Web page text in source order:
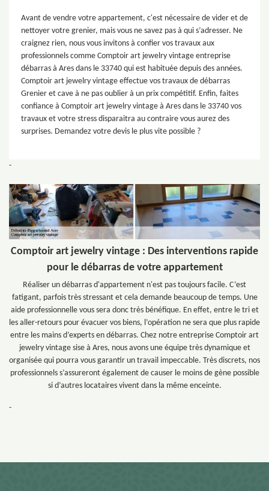
Avant de vendre votre appartement, c'est nécessaire de vider et de
nettoyer votre grenier, mais vous ne savez pas à qui s’adresser. Ne
craignez rien, nous vous invitons à confier vos travaux aux
professionnels comme Comptoir art jewelry vintage entreprise
débarras à Ares dans le 33740 qui est habituée depuis des années.
Comptoir art jewelry vintage effectue vos travaux de débarras
Grenier et cave à ne pas oublier à un prix compétitif. Enfin, faites
confiance à Comptoir art jewelry vintage à Ares dans le 33740 vos
travaux et votre stress disparaitra au contraire vous aurez des
surprises. Demandez votre devis le plus vite possible ?
-
Comptoir art jewelry vintage : Des interventions rapide
pour le débarras de votre appartement
Réaliser un débarras d'appartement n'est pas toujours facile. C’est
fatigant, parfois très stressant et cela demande beaucoup de temps. Une
aide professionnelle vous sera donc très bénéfique. En effet, entre le tri et
les aller-retours pour évacuer vos biens, l’opération ne sera que plus rapide
entre les mains d’experts en débarras. Chez notre entreprise Comptoir art
jewelry vintage sise à Ares, nous avons une équipe très dynamique et
organisée qui pourra vous garantir un travail impeccable. Très discrets, nos
professionnels s’assureront également de causer le moins de gène possible
si d’autres locataires vivent dans la même enceinte.
-